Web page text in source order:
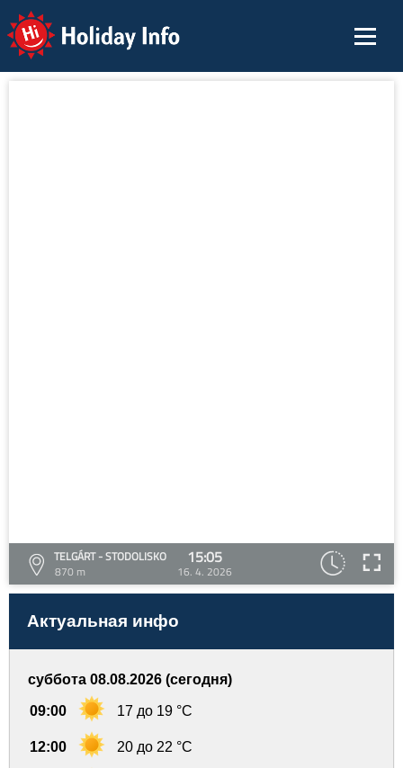
Holiday Info
TELGÁRT - STODOLISKO
870 m
15:05
16. 4. 2026
Актуальная инфо
суббота 08.08.2026 (сегодня)
09:00 17 до 19 °C
12:00 20 до 22 °C